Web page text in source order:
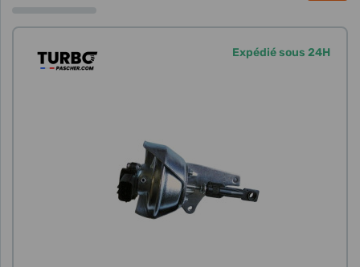
Expédié sous 24H